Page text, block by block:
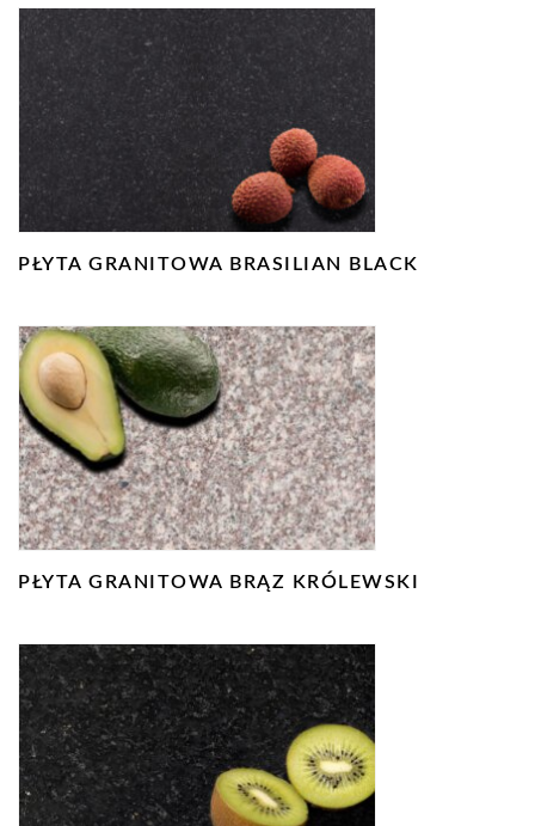
PŁYTA GRANITOWA BRASILIAN BLACK
PŁYTA GRANITOWA BRĄZ KRÓLEWSKI